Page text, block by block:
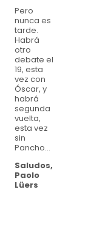
Pero
nunca es
tarde.
Habrá
otro
debate el
19, esta
vez con
Óscar, y
habrá
segunda
vuelta,
esta vez
sin
Pancho...
Saludos,
Paolo
Lüers